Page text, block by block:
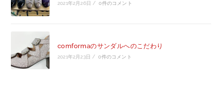
2021年2月26日 / 0件のコメント
comformaのサンダルへのこだわり
2021年2月23日 / 0件のコメント